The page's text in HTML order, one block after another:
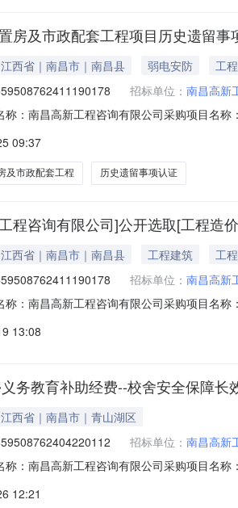
房及市政配套工程项目历史遗留
江西省｜南昌市｜南昌县 弱电安防
工程
招标单位： 南昌高新
称：南昌高新工程咨询有限公司采购项目名
时间：1.按赣价协〔2021〕23号《江西省建
09:37
及市政配套工程 历史遗留事项认证
程咨询有限公司]公开选取[工程造
江西省｜南昌市｜南昌县 工程建筑
工程
招标单位： 南昌高新
称：南昌高新工程咨询有限公司采购项目名
号《江西省建设工程造价咨询业行业自律成
13:08
务教育补助经费--校舍安全保障
江西省｜南昌市｜青山湖区
招标单位： 南昌高新
称：南昌高新工程咨询有限公司采购项目名
收费基准：无基本收费，按核减金额的3%计
12:21